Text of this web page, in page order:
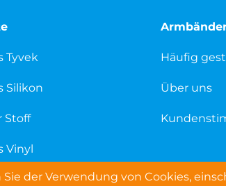
der Verwendung von Cookies,
Tyvek
Silikon
Stoff
Vinyl
Häufig
Über uns